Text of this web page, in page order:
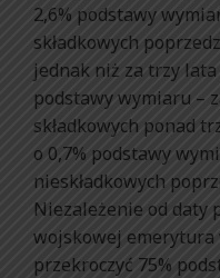
2,6% podstawy
składkowych
jednak niż za trzy lata
podstawy wymiaru –
składkowych ponad
o 0,7% podstawy
nieskładkowych
Niezależenie od daty
wojskowej emerytura
przekroczyć 75%